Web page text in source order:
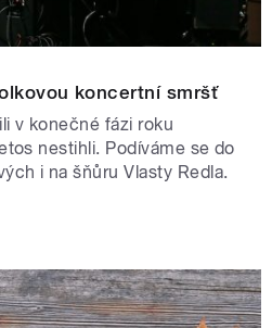
koncertní smršť
v konečné fázi roku
nestihli. Podíváme se do
i na šňůru Vlasty Redla.